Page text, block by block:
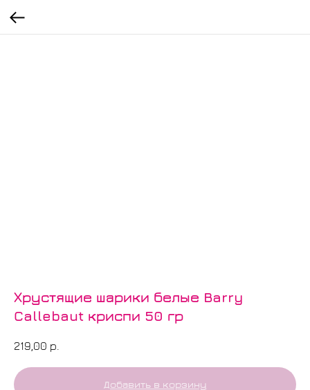
Хрустящие шарики белые Barry
Callebaut криспи 50 гр
219,00 р.
Добавить в корзину